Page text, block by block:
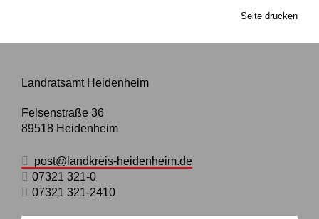
Seite drucken
Landratsamt Heidenheim
Felsenstraße 36
89518 Heidenheim
post@landkreis-heidenheim.de
07321 321-0
07321 321-2410